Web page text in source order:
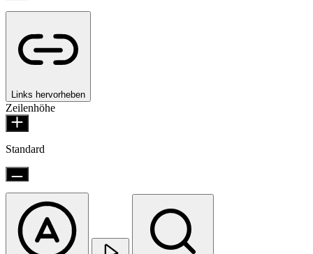
Links hervorheben
Zeilenhöhe
Standard